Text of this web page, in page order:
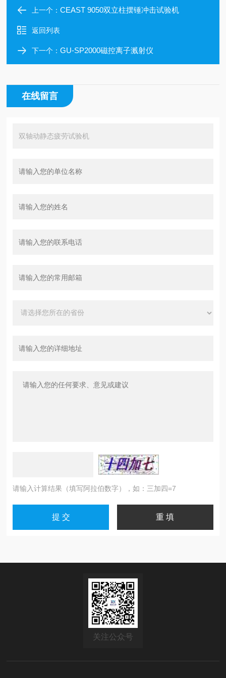
上一个：CEAST 9050双立柱摆锤冲击试验机
返回列表
下一个：GU-SP2000磁控离子溅射仪
在线留言
请输入计算结果（填写阿拉伯数字），如：三加四=7
关注公众号